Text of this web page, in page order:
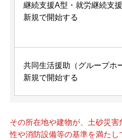
継続支援A型・就労継続支
新規で開始する
共同生活援助（グループホ
新規で開始する
その所在地や建物が、土砂災
性や消防設備等の基準を満た